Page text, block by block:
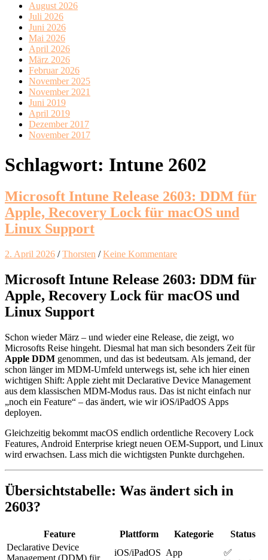
August 2026
Juli 2026
Juni 2026
Mai 2026
April 2026
März 2026
Februar 2026
November 2025
November 2021
Juni 2019
April 2019
Dezember 2017
November 2017
Schlagwort: Intune 2602
Microsoft Intune Release 2603: DDM für
Apple, Recovery Lock für macOS und
Linux Support
2. April 2026 /Thorsten /Keine Kommentare
Microsoft Intune Release 2603: DDM für
Apple, Recovery Lock für macOS und
Linux Support
Schon wieder März – und wieder eine Release, die zeigt, wo
Microsofts Reise hingeht. Diesmal hat man sich besonders Zeit für
Apple DDM genommen, und das ist bedeutsam. Als jemand, der
schon länger im MDM-Umfeld unterwegs ist, sehe ich hier einen
wichtigen Shift: Apple zieht mit Declarative Device Management
aus dem klassischen MDM-Modus raus. Das ist nicht einfach nur
„noch ein Feature“ – das ändert, wie wir iOS/iPadOS Apps
deployen.
Gleichzeitig bekommt macOS endlich ordentliche Recovery Lock
Features, Android Enterprise kriegt neuen OEM-Support, und Linux
wird erwachsen. Lass mich die wichtigsten Punkte durchgehen.
Übersichtstabelle: Was ändert sich in
2603?
Feature Plattform Kategorie
Status
Declarative Device
Management (DDM) für
iOS/iPadOS App
✅